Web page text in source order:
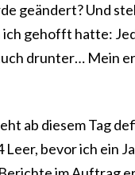
geändert? Und
gehofft hatte:
drunter… Mein
ab diesem Tag
Leer, bevor ich ein